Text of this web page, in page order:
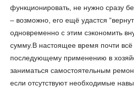
функционировать, не нужно сразу
– возможно, его ещё удастся
одновременно с этим сэкономить
сумму.В настоящее время почти
последующему применению в
заниматься самостоятельным
если отсутствуют необходимые